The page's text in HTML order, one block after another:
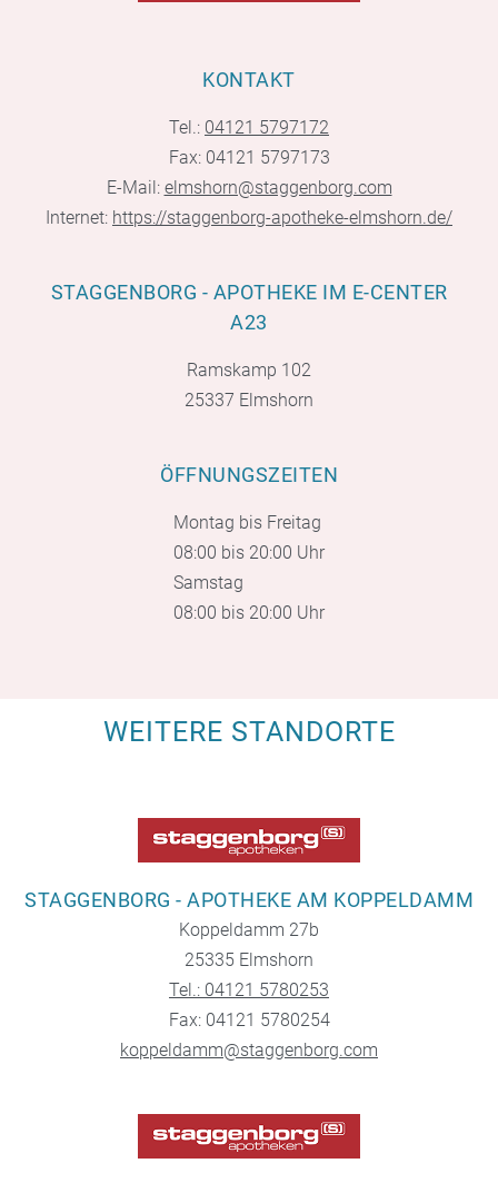
KONTAKT
Tel.: 04121 5797172
Fax: 04121 5797173
E-Mail: elmshorn@staggenborg.com
Internet: https://staggenborg-apotheke-elmshorn.de/
STAGGENBORG - APOTHEKE IM E-CENTER
A23
Ramskamp 102
25337 Elmshorn
ÖFFNUNGSZEITEN
Montag bis Freitag
08:00 bis 20:00 Uhr
Samstag
08:00 bis 20:00 Uhr
WEITERE STANDORTE
STAGGENBORG - APOTHEKE AM KOPPELDAMM
Koppeldamm 27b
25335 Elmshorn
Tel.: 04121 5780253
Fax: 04121 5780254
koppeldamm@staggenborg.com